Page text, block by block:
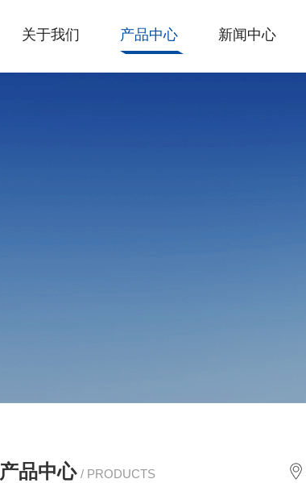
关于我们 产品中心 新闻中心
产品中心 / PRODUCTS